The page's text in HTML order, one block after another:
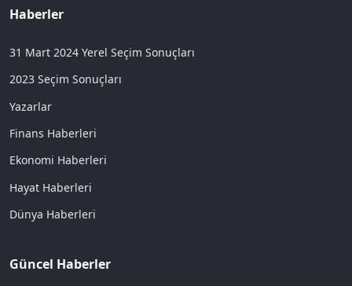
Haberler
31 Mart 2024 Yerel Seçim Sonuçları
2023 Seçim Sonuçları
Yazarlar
Finans Haberleri
Ekonomi Haberleri
Hayat Haberleri
Dünya Haberleri
Güncel Haberler